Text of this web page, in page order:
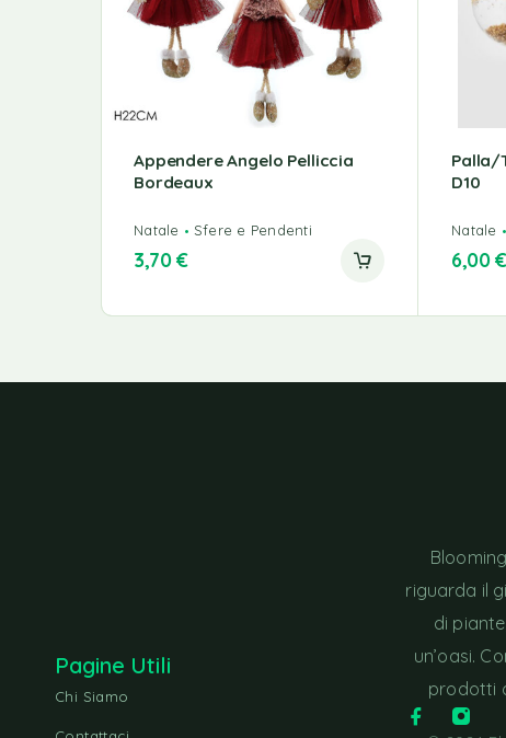
Appendere Angelo Pelliccia
Bordeaux
Natale Sfere e Pendenti
3,70€
Palla/
D10
Natale
6,00€
Pagine Utili
Chi Siamo
riguarda il
di
un’oasi.
prodotti